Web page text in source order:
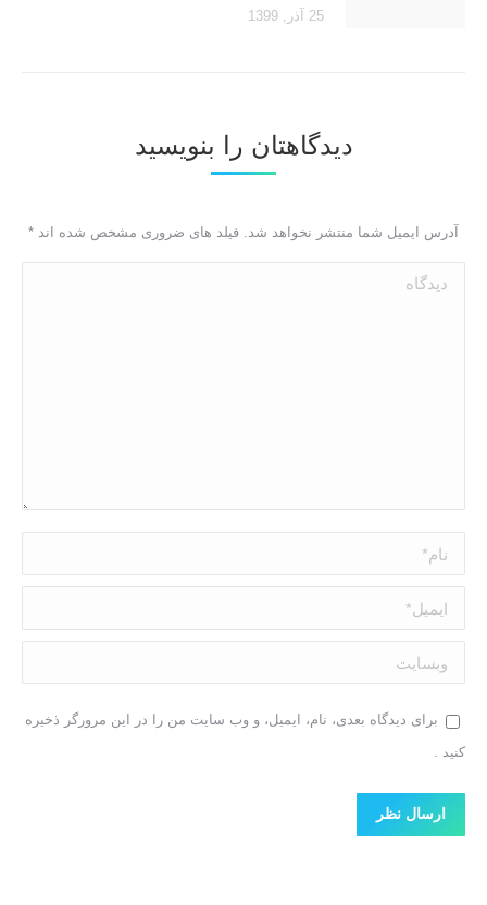
25 آذر, 1399
دیدگاهتان را بنویسید
آدرس ایمیل شما منتشر نخواهد شد. فیلد های ضروری مشخص شده اند *
دیدگاه
نام *
ایمیل *
وبسایت
برای دیدگاه بعدی، نام، ایمیل، و وب سایت من را در این مرورگر ذخیره
کنید .
ارسال نظر